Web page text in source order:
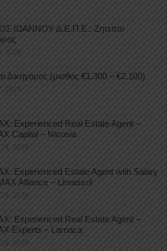
ΙΩΑΝΝΟΥ Δ.Ε.Π.Ε.: Ζητείται
2026
Δικηγόρος (μισθός €1.300 – €2.100)
2026
Experienced Real Estate Agent –
Capital – Nicosia
2026
Experienced Estate Agent with Salary
Alliance – Limassol
29, 2026
Experienced Real Estate Agent –
Experts – Larnaca
29, 2026